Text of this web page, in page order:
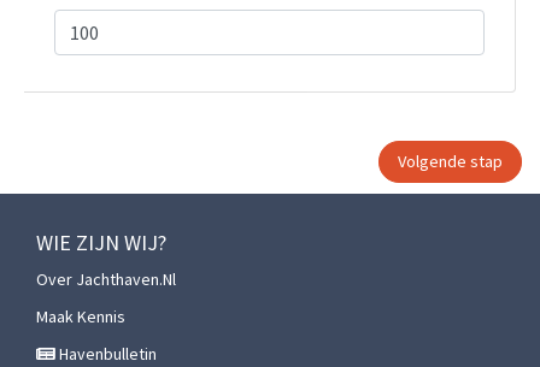
WIE ZIJN WIJ?
Over Jachthaven.nl
Maak Kennis
Havenbulletin